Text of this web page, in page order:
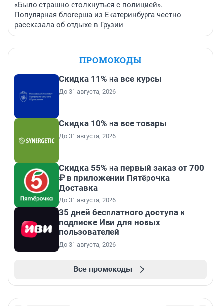
«Было страшно столкнуться с полицией».
Популярная блогерша из Екатеринбурга честно
рассказала об отдыхе в Грузии
ПРОМОКОДЫ
Скидка 11% на все курсы
До 31 августа, 2026
Скидка 10% на все товары
До 31 августа, 2026
Скидка 55% на первый заказ от 700
₽ в приложении Пятёрочка
Доставка
До 31 августа, 2026
35 дней бесплатного доступа к
подписке Иви для новых
пользователей
До 31 августа, 2026
Все промокоды